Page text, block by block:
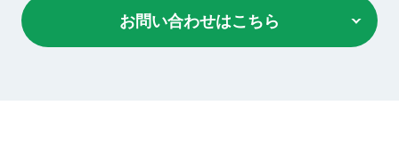
お問い合わせはこちら